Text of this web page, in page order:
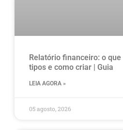
Relatório financeiro: o
tipos e como criar | Guia
LEIA AGORA »
05 agosto, 2026